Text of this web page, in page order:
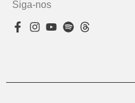
Siga-nos